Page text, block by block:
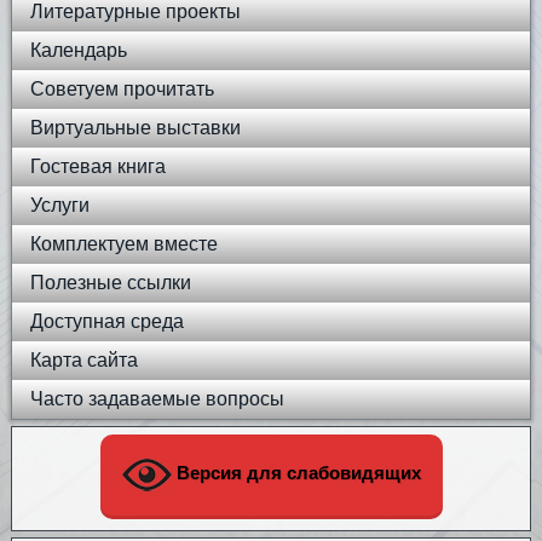
Литературные проекты
Календарь
Советуем прочитать
Виртуальные выставки
Гостевая книга
Услуги
Комплектуем вместе
Полезные ссылки
Доступная среда
Карта сайта
Часто задаваемые вопросы
Версия для слабовидящих